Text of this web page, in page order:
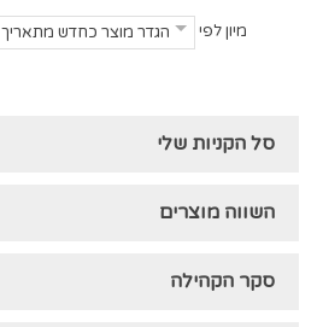
מיון לפי הגדר מוצר כחדש מתאריך
סל הקניות שלי
השווה מוצרים
סקר הקהילה